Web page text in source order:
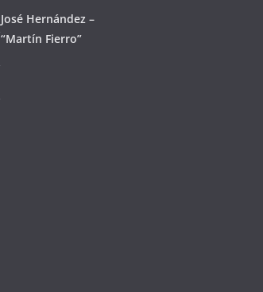
José Hernández –
“Martín Fierro”